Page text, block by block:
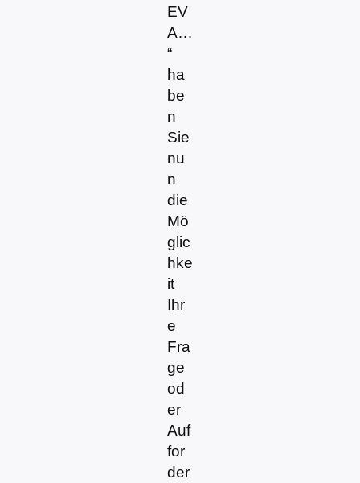
EV
A…
“
ha
be
n
Sie
nu
n
die
Mö
glic
hke
it
Ihr
e
Fra
ge
od
er
Auf
for
der